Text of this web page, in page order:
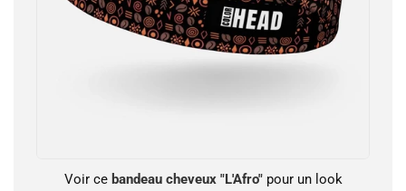
Voir ce bandeau cheveux "L'Afro"pour un look